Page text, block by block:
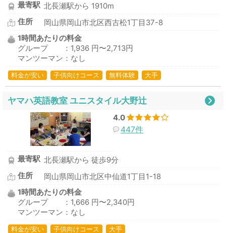
最寄駅 北長瀬駅から 1910m
住所
岡山県岡山市北区西古松1丁目37-8
1時間あたりの料金
グループ ：1,936 円〜2,713円
マンツーマン：なし
料金が安い 子供向けコース 無料体験 大手
ヤマハ英語教室 ユニスタイル大野辻
4.0
447件
最寄駅 北長瀬駅から 徒歩9分
住所
岡山県岡山市北区中仙道1丁目1-18
1時間あたりの料金
グループ ：1,666 円〜2,340円
マンツーマン：なし
料金が安い 子供向けコース 大手